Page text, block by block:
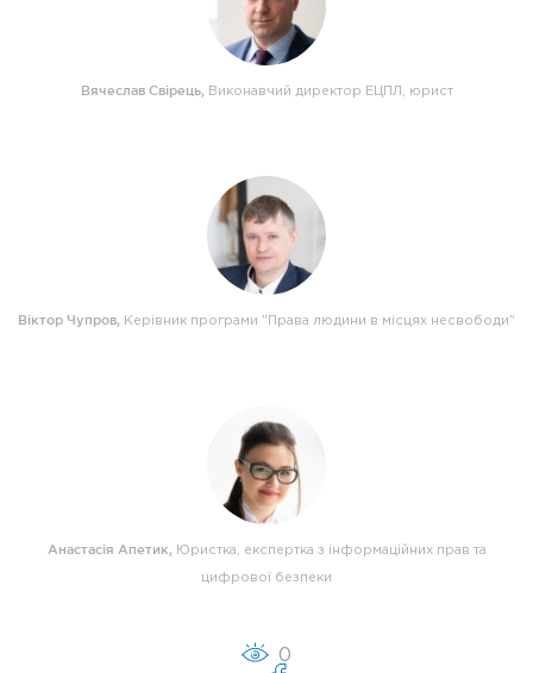
Вячеслав Свірець, Виконавчий директор ЕЦПЛ, юрист
Віктор Чупров, Керівник програми "Права людини в місцях несвободи"
Анастасія Апетик, Юристка, експертка з інформаційних прав та
цифрової безпеки
0